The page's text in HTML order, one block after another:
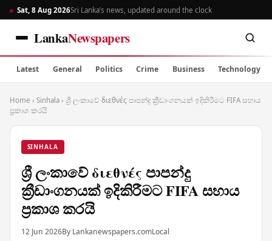
Sat, 8 Aug 2026Sri Lanka’s news, updated around the clock
LankaNewspapers
Latest General Politics Crime Business Technology
Home › Sinhala › ශ්‍රී ලංකාවේ διεθνές පාපන්දු ක්‍රීඩාංගනයක් ඉදිකිරීමට FIFA සහාය
ප්‍රකාශ කරයි
SINHALA
ශ්‍රී ලංකාවේ διεθνές පාපන්දු
ක්‍රීඩාංගනයක් ඉදිකිරීමට FIFA සහාය
ප්‍රකාශ කරයි
12 Jun 2026By Lankanewspapers.comLocal